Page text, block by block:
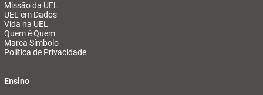
Missão da UEL
UEL em Dados
Vida na UEL
Quem é Quem
Marca Símbolo
Política de Privacidade
Ensino